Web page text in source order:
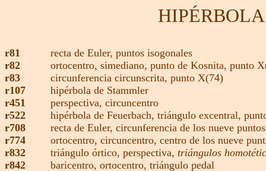
r81 recta de Euler, puntos isogonales
r82
ortocentro, simediano, punto de Kosnita, punto
r83
circunferencia circunscrita, punto X(74)
r107
hipérbola de Stammler
r451
perspectiva, circuncentro
r522
hipérbola de Feuerbach, triángulo excentral,
r708
recta de Euler, circunferencia de los nueve puntos
r774
ortocentro, circuncentro, centro de los nueve
r832
triángulo órtico, perspectiva, triángulos
r842
baricentro, ortocentro, triángulo pedal